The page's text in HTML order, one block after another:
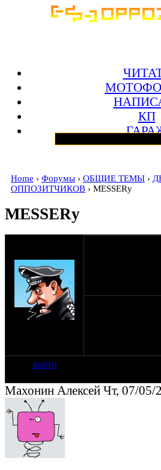
КП
Home › Форумы › ОБЩИЕ ТЕМЫ ›
ОППОЗИТЧИКОВ › MESSERу
MESSERу
войти
Махонин Алексей Чт, 07/05/